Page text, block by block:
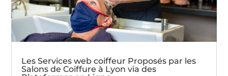
Les Services web coiffeur Proposés par les
Salons de Coiffure à Lyon via des